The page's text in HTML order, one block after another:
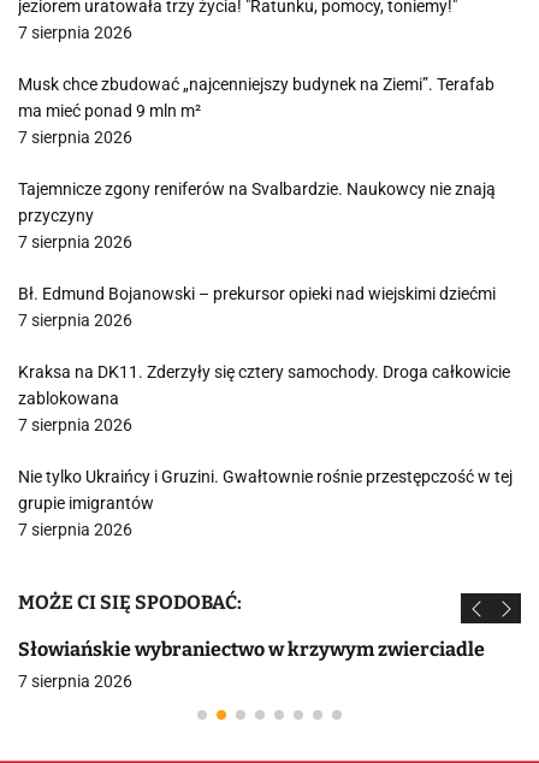
jeziorem uratowała trzy życia! "Ratunku, pomocy, toniemy!"
7 sierpnia 2026
Musk chce zbudować „najcenniejszy budynek na Ziemi”. Terafab
ma mieć ponad 9 mln m²
7 sierpnia 2026
Tajemnicze zgony reniferów na Svalbardzie. Naukowcy nie znają
przyczyny
7 sierpnia 2026
Bł. Edmund Bojanowski – prekursor opieki nad wiejskimi dziećmi
7 sierpnia 2026
Kraksa na DK11. Zderzyły się cztery samochody. Droga całkowicie
zablokowana
7 sierpnia 2026
Nie tylko Ukraińcy i Gruzini. Gwałtownie rośnie przestępczość w tej
grupie imigrantów
7 sierpnia 2026
MOŻE CI SIĘ SPODOBAĆ:
Słowiańskie wybraniectwo w krzywym zwierciadle
7 sierpnia 2026